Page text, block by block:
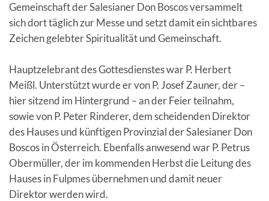
Gemeinschaft der Salesianer Don Boscos versammelt
sich dort täglich zur Messe und setzt damit ein sichtbares
Zeichen gelebter Spiritualität und Gemeinschaft.
Hauptzelebrant des Gottesdienstes war P. Herbert
Meißl. Unterstützt wurde er von P. Josef Zauner, der –
hier sitzend im Hintergrund – an der Feier teilnahm,
sowie von P. Peter Rinderer, dem scheidenden Direktor
des Hauses und künftigen Provinzial der Salesianer Don
Boscos in Österreich. Ebenfalls anwesend war P. Petrus
Obermüller, der im kommenden Herbst die Leitung des
Hauses in Fulpmes übernehmen und damit neuer
Direktor werden wird.